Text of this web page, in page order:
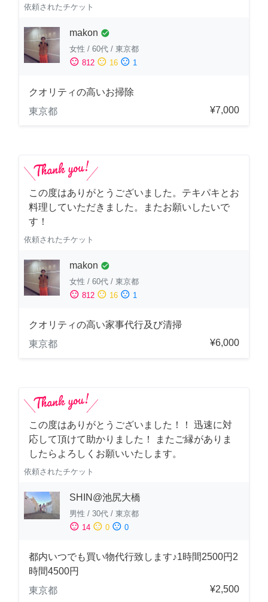
依頼されたチケット
makon check_circle
女性 / 60代 / 東京都
sentiment_satisfied 812 sentiment_neutral 16 sentiment_dissatisfied 1
クオリティの高いお掃除
東京都
¥7,000
この度はありがとうございました。テキパキとお
料理していただきました。またお願いしたいで
す！
依頼されたチケット
makon check_circle
女性 / 60代 / 東京都
sentiment_satisfied 812 sentiment_neutral 16 sentiment_dissatisfied 1
クオリティの高い家事代行及び清掃
東京都
¥6,000
この度はありがとうございました！！ 迅速に対
応して頂けて助かりました！ またご縁がありま
したらよろしくお願いいたします。
依頼されたチケット
SHIN@池尻大橋
男性 / 30代 / 東京都
sentiment_satisfied 14 sentiment_neutral 0 sentiment_dissatisfied 0
都内いつでも買い物代行致します♪1時間2500円2
時間4500円
東京都
¥2,500